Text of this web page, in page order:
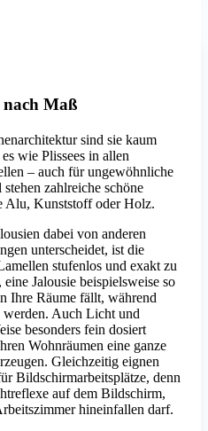
nach Maß
sind sie kaum
wie Plissees in allen
– auch für ungewöhnliche
zahlreiche schöne
Alu, Kunststoff oder Holz.
dabei von anderen
unterscheidet, ist die
stufenlos und exakt zu
Jalousie beispielsweise so
Ihre Räume fällt, während
werden. Auch Licht und
besonders fein dosiert
Wohnräumen eine ganze
Gleichzeitig eignen
Bildschirmarbeitsplätze, denn
auf dem Bildschirm,
hineinfallen darf.